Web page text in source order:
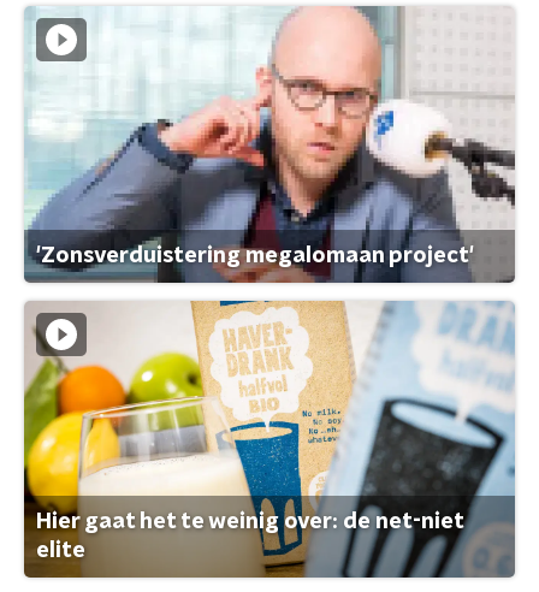
'Zonsverduistering megalomaan project'
Hier gaat het te weinig over: de net-niet
elite